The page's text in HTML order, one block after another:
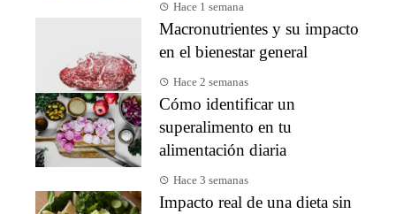
Hace 1 semana
Macronutrientes y su impacto
en el bienestar general
Hace 2 semanas
Cómo identificar un
superalimento en tu
alimentación diaria
Hace 3 semanas
Impacto real de una dieta sin